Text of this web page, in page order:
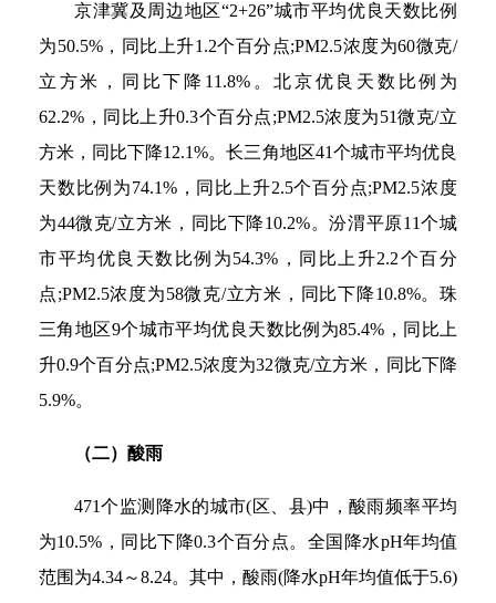
京津冀及周边地区“2+26”城市平均优良天数比例
为50.5%，同比上升1.2个百分点;PM2.5浓度为60微克/
立方米，同比下降11.8%。北京优良天数比例为
62.2%，同比上升0.3个百分点;PM2.5浓度为51微克/立
方米，同比下降12.1%。长三角地区41个城市平均优良
天数比例为74.1%，同比上升2.5个百分点;PM2.5浓度
为44微克/立方米，同比下降10.2%。汾渭平原11个城
市平均优良天数比例为54.3%，同比上升2.2个百分
点;PM2.5浓度为58微克/立方米，同比下降10.8%。珠
三角地区9个城市平均优良天数比例为85.4%，同比上
升0.9个百分点;PM2.5浓度为32微克/立方米，同比下降
5.9%。
（二）酸雨
471个监测降水的城市(区、县)中，酸雨频率平均
为10.5%，同比下降0.3个百分点。全国降水pH年均值
范围为4.34～8.24。其中，酸雨(降水pH年均值低于5.6)